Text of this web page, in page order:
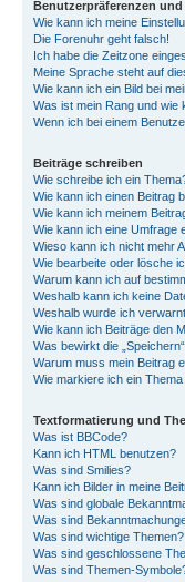
Benutzerpräferenzen
Wie kann ich meine
Die Forenuhr geht falsch!
Ich habe die Zeitzone
Meine Sprache steht auf
Wie kann ich ein Bild bei
Was ist mein Rang und wie
Wenn ich bei einem
Beiträge schreiben
Wie schreibe ich ein
Wie kann ich einen Beitrag
Wie kann ich meinem
Wie kann ich eine Umfrage
Wieso kann ich nicht mehr
Wie bearbeite oder lösche
Warum kann ich auf
Weshalb kann ich keine
Weshalb wurde ich
Wie kann ich Beiträge den
Was bewirkt die
Warum muss mein Beitrag
Wie markiere ich ein
Textformatierung und
Was ist BBCode?
Kann ich HTML benutzen?
Was sind Smilies?
Kann ich Bilder in meine
Was sind globale
Was sind
Was sind wichtige Themen?
Was sind geschlossene
Was sind Themen-